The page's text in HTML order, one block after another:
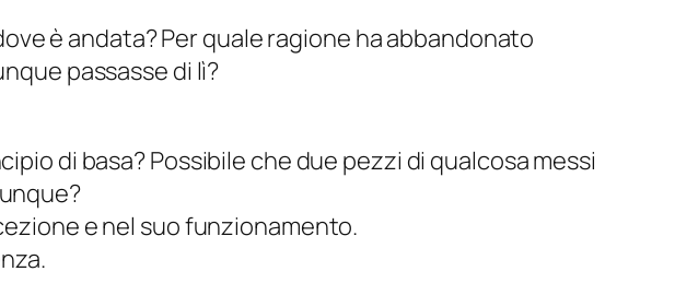
è andata? Per quale ragione ha abbandonato
passasse di lì?
di basa? Possibile che due pezzi di qualcosamessi
?
e nel suo funzionamento.